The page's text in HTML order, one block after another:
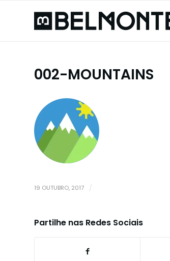
002-MOUNTAINS
19 OUTUBRO, 2017 /
Partilhe nas Redes Sociais